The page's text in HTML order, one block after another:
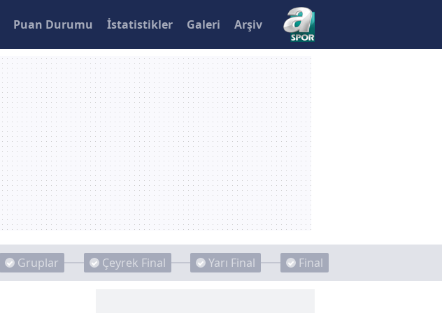
Puan Durumu İstatistikler Galeri Arşiv
Gruplar Çeyrek Final Yarı Final Final